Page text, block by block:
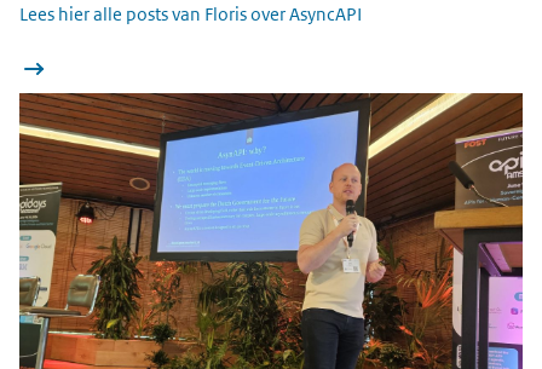
Lees hier alle posts van Floris over AsyncAPI